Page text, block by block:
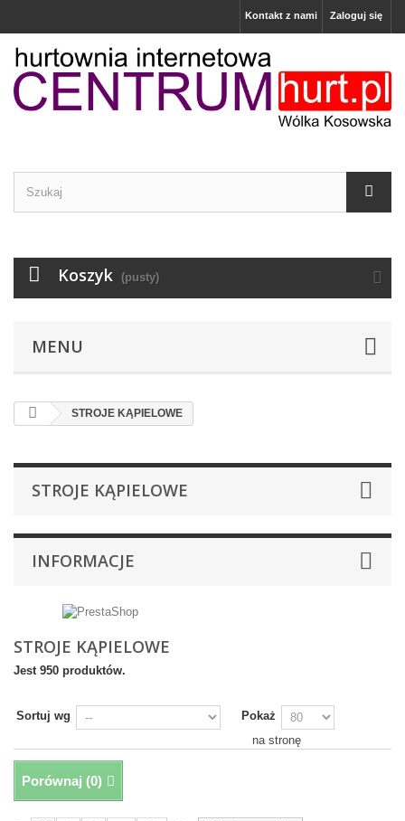
Zaloguj się
Kontakt z nami
Koszyk (pusty)
MENU
STROJE KĄPIELOWE
STROJE KĄPIELOWE
INFORMACJE
STROJE KĄPIELOWE
Jest 950 produktów.
Sortuj wg
Pokaż
na stronę
Porównaj (0)